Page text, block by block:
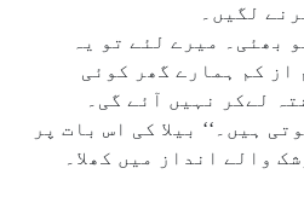
لگیں۔
بھئی۔ میرے لئے تو یہ
از کم ہمارے گھر کوئی
لےکر نہیں آئے گی۔
ہیں۔‘‘ بیلا کی اس بات پر
والے انداز میں کھلا۔